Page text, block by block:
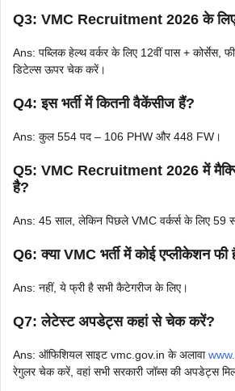
Q3: VMC Recruitment 2026 के लिए
Ans: पब्लिक हेल्थ वर्कर के लिए 12वीं पास + कोर्सेस,
डिटेल्स ऊपर चेक करें।
Q4: इस भर्ती में कितनी वैकेंसीज हैं?
Ans: कुल 554 पद – 106 PHW और 448 FW।
Q5: VMC Recruitment 2026 में
है?
Ans: 45 साल, लेकिन पिछले VMC वर्कर्स के लिए 59
Q6: क्या VMC भर्ती में कोई एप्लीकेशन फी
Ans: नहीं, ये फ्री है सभी कैटेगरीज के लिए।
Q7: लेटेस्ट अपडेट्स कहां से चेक करें?
Ans: ऑफिशियल साइट vmc.gov.in के अलावा
रेगुलर चेक करें, वहां सभी सरकारी जॉब्स की अपडेट्स